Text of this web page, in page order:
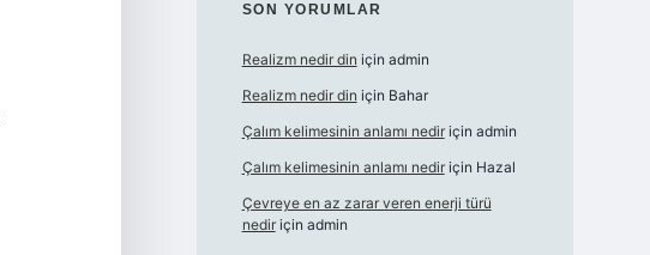
SON YORUMLAR
Realizm nedir din için admin
Realizm nedir din için Bahar
Çalım kelimesinin anlamı nediriçin admin
Çalım kelimesinin anlamı nediriçin Hazal
Çevreye en az zarar veren enerji türü
nediriçin admin